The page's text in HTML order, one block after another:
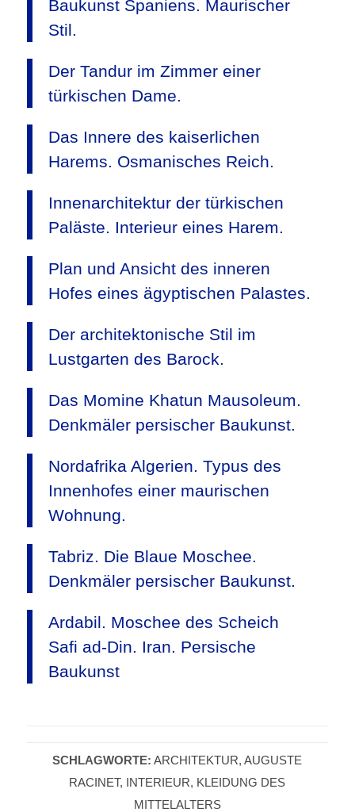
Baukunst Spaniens. Maurischer
Stil.
Der Tandur im Zimmer einer
türkischen Dame.
Das Innere des kaiserlichen
Harems. Osmanisches Reich.
Innenarchitektur der türkischen
Paläste. Interieur eines Harem.
Plan und Ansicht des inneren
Hofes eines ägyptischen Palastes.
Der architektonische Stil im
Lustgarten des Barock.
Das Momine Khatun Mausoleum.
Denkmäler persischer Baukunst.
Nordafrika Algerien. Typus des
Innenhofes einer maurischen
Wohnung.
Tabriz. Die Blaue Moschee.
Denkmäler persischer Baukunst.
Ardabil. Moschee des Scheich
Safi ad-Din. Iran. Persische
Baukunst
SCHLAGWORTE: ARCHITEKTUR,AUGUSTE
RACINET, INTERIEUR, KLEIDUNG DES
MITTELALTERS